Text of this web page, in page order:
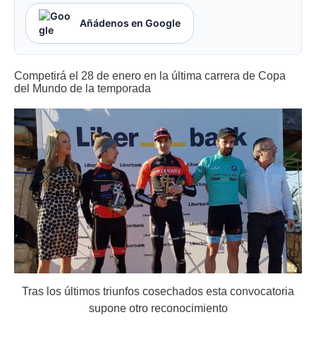
Añádenos en Google
Competirá el 28 de enero en la última carrera de Copa
del Mundo de la temporada
Tras los últimos triunfos cosechados esta convocatoria
supone otro reconocimiento